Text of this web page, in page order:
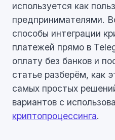
используется как
предпринимателями.
способы интеграции
платежей прямо в
оплату без банков и
статье разберём, как
самых простых
вариантов с
криптопроцессинга.